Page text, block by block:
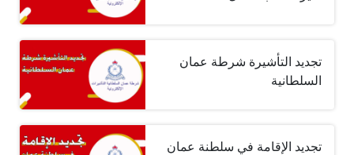
تجديد التأشيرة شرطة عمان
السلطانية
تجديد الإقامة في سلطنة عمان